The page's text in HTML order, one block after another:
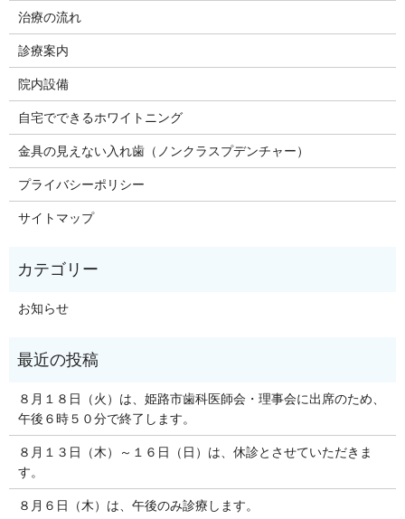
治療の流れ
診療案内
院内設備
自宅でできるホワイトニング
金具の見えない入れ歯（ノンクラスプデンチャー）
プライバシーポリシー
サイトマップ
お知らせ
８月１８日（火）は、姫路市歯科医師会・理事会に出席のため、
午後６時５０分で終了します。
８月１３日（木）～１６日（日）は、休診とさせていただきま
す。
８月６日（木）は、午後のみ診療します。